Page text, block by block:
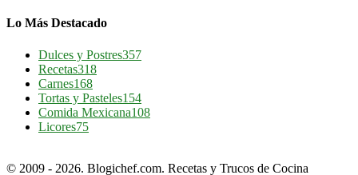
Lo Más Destacado
Dulces y Postres357
Recetas318
Carnes168
Tortas y Pasteles154
Comida Mexicana108
Licores75
© 2009 - 2026. Blogichef.com. Recetas y Trucos de Cocina